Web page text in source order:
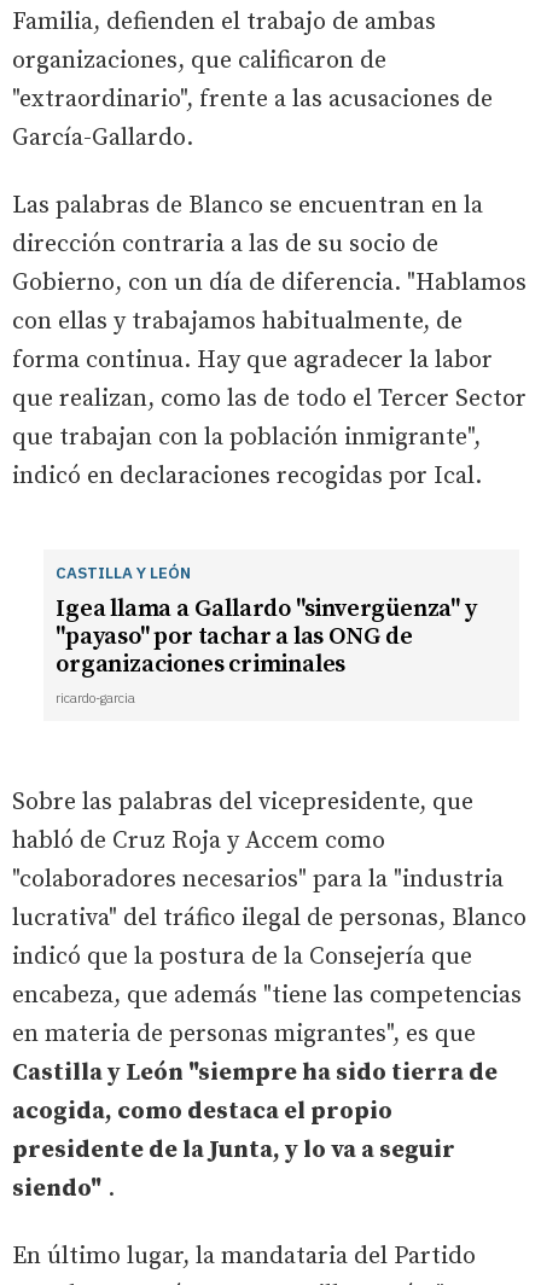
Familia, defienden el trabajo de ambas
organizaciones, que calificaron de
"extraordinario", frente a las acusaciones de
García-Gallardo.
Las palabras de Blanco se encuentran en la
dirección contraria a las de su socio de
Gobierno, con un día de diferencia. "Hablamos
con ellas y trabajamos habitualmente, de
forma continua. Hay que agradecer la labor
que realizan, como las de todo el Tercer Sector
que trabajan con la población inmigrante",
indicó en declaraciones recogidas por Ical.
CASTILLA Y LEÓN
Igea llama a Gallardo "sinvergüenza" y
"payaso" por tachar a las ONG de
organizaciones criminales
ricardo-garcia
Sobre las palabras del vicepresidente, que
habló de Cruz Roja y Accem como
"colaboradores necesarios" para la "industria
lucrativa" del tráfico ilegal de personas, Blanco
indicó que la postura de la Consejería que
encabeza, que además "tiene las competencias
en materia de personas migrantes", es que
Castilla y León "siempre ha sido tierra de
acogida, como destaca el propio
presidente de la Junta, y lo va a seguir
siendo" .
En último lugar, la mandataria del Partido